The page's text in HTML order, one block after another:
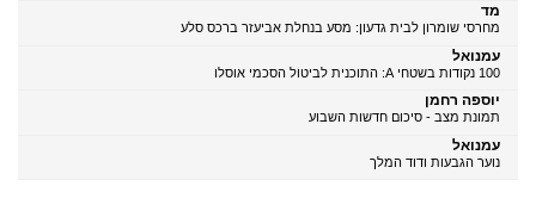
מד
מחרסי שומרון לבית גדעון: מסע בנחלת אביעזר ברכס סלע
עמנואל
100 נקודות בשטחי A: התוכנית לביטול הסכמי אוסלו
יוספה רחמן
תמונת מצב - סיכום חדשות השבוע
עמנואל
נוער הגבעות ודוד המלך